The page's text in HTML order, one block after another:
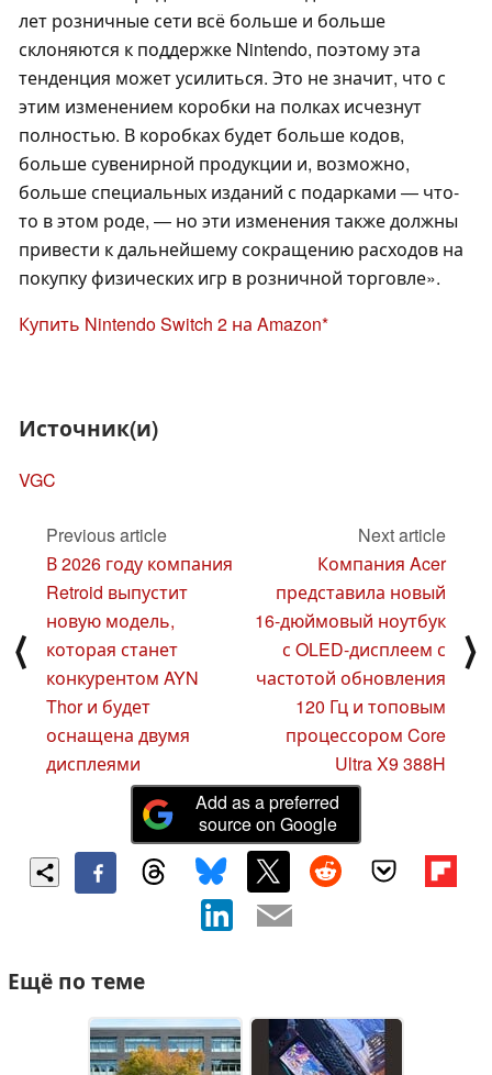
лет розничные сети всё больше и больше
склоняются к поддержке Nintendo, поэтому эта
тенденция может усилиться. Это не значит, что с
этим изменением коробки на полках исчезнут
полностью. В коробках будет больше кодов,
больше сувенирной продукции и, возможно,
больше специальных изданий с подарками — что-
то в этом роде, — но эти изменения также должны
привести к дальнейшему сокращению расходов на
покупку физических игр в розничной торговле».
Купить Nintendo Switch 2 на Amazon
Источник(и)
VGC
⟨
Previous article
В 2026 году компания
Retroid выпустит
новую модель,
которая станет
конкурентом AYN
Thor и будет
оснащена двумя
дисплеями
Next article
Компания Acer
представила новый
16-дюймовый ноутбук
с OLED-дисплеем с
частотой обновления
120 Гц и топовым
процессором Core
Ultra X9 388H
⟩
Add as a preferred
source on Google
Ещё по теме